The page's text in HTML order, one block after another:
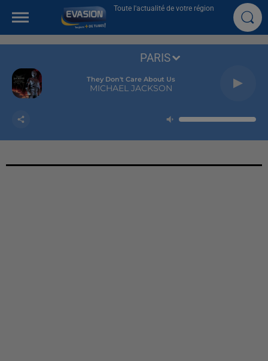
Toute l'actualité de votre région
They Don't Care About Us
MICHAEL JACKSON
PARIS